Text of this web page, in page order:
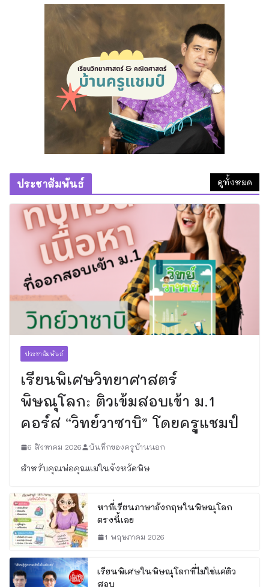
ทำความดีที่วัดถ้ำพระธรรมมาสน์
1 สิงหาคม 2026
หลวงพ่อไสว ขนฺติพโล วัดสุนทร
ประดิษฐ์
28 กรกฎาคม 2026
หมากจุกอก ของดีที่หลวงพ่อแดง วัด
บางทราย เมตตาทำให้ครูแชมป์
ประชาสัมพันธ์ ดูทั้งหมด
ประชาสัมพันธ์
เรียนพิเศษวิทยาศาสตร์
พิษณุโลก: ติวเข้มสอบเข้า ม.1
คอร์ส “วิทย์วาซาบิ” โดยครูแชมป์
6 สิงหาคม 2026 บันทึกของครูบ้านนอก
สำหรับคุณพ่อคุณแม่ในจังหวัดพิษ
หาที่เรียนภาษาอังกฤษในพิษณุโลก
ตรงนี้เลย
1 พฤษภาคม 2026
เรียนพิเศษในพิษณุโลกที่ไม่ใช่แค่ติว
สอบ